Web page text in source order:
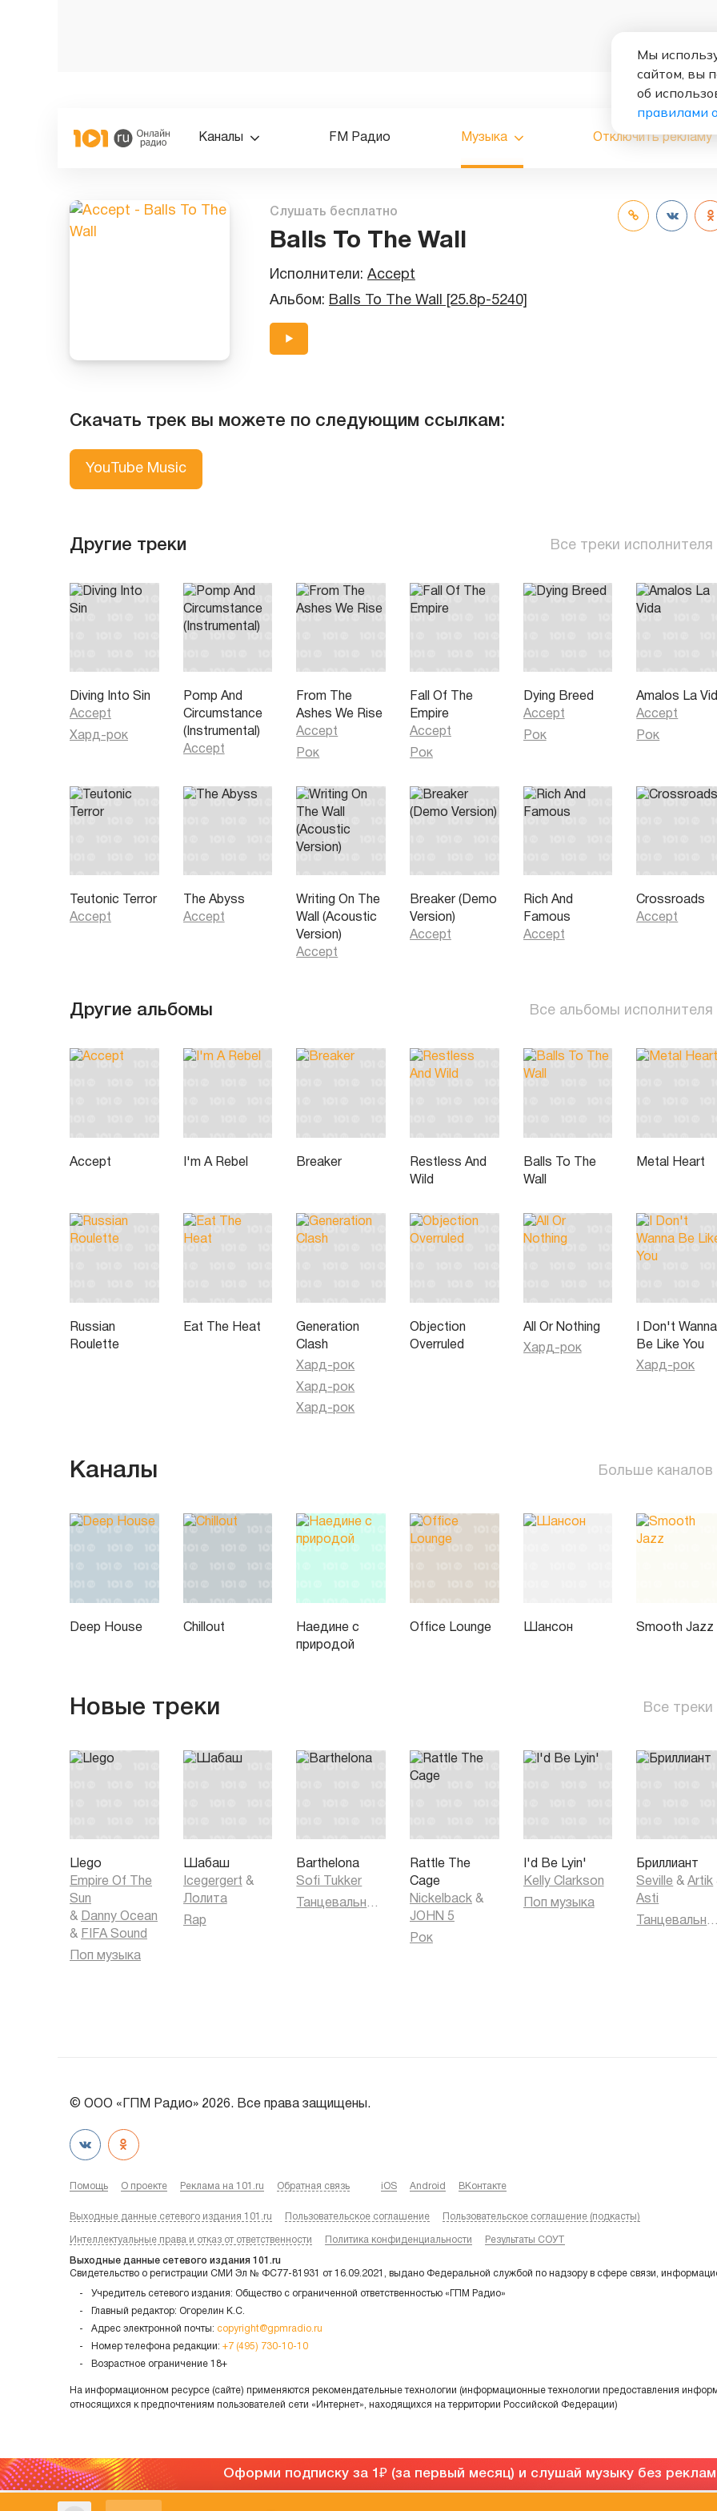
Каналы FM Радио Музыка Отключить рекламу
Слушать бесплатно
Balls To The Wall
Исполнители: Accept
Альбом: Balls To The Wall [25.8p-5240]
Скачать трек вы можете по следующим ссылкам:
YouTube Music
Другие треки Все треки исполнителя
Diving Into Sin
Accept
Хард-рок
Pomp And
Circumstance
(Instrumental)
Accept
From The
Ashes We Rise
Accept
Рок
Fall Of The
Empire
Accept
Рок
Dying Breed
Accept
Рок
Amalos La
Accept
Рок
Teutonic Terror
Accept
The Abyss
Accept
Writing On The
Wall (Acoustic
Version)
Accept
Breaker (Demo
Version)
Accept
Rich And
Famous
Accept
Crossroads
Accept
Другие альбомы Все альбомы исполнителя
Accept I'm A Rebel Breaker
Restless And
Wild
Balls To The
Wall
Metal Heart
Russian
Roulette
Eat The Heat
Generation
Clash
Хард-рок
Хард-рок
Хард-рок
Objection
Overruled
All Or Nothing
Хард-рок
I Don't Wanna
Be Like You
Хард-рок
Каналы Больше каналов
Deep House Chillout
Наедине с
природой
Office Lounge Шансон Smooth Jazz
Новые треки Все треки
Llego
Empire Of The
Sun
& Danny Ocean
& FIFA Sound
Поп музыка
Шабаш
Icegergert &
Лолита
Rap
Barthelona
Sofi Tukker
Rattle The
Cage
Nickelback &
JOHN 5
Рок
I'd Be Lyin'
Kelly Clarkson
Поп музыка
Бриллиант
Seville &Artik
Asti
© ООО «ГПМ Радио» 2026. Все права защищены.
Помощь О проекте Реклама на 101.ru Обратная связь iOS Android ВКонтакте
Выходные данные сетевого издания 101.ru Пользовательское соглашение Пользовательское соглашение (подкасты)
Интеллектуальные права и отказ от ответственности Политика конфиденциальности Результаты СОУТ
Выходные данные сетевого издания 101.ru
Свидетельство о регистрации СМИ Эл № ФС77-81931 от 16.09.2021, выдано Федеральной службой по надзору в сфере связи,
Учредитель сетевого издания: Общество с ограниченной ответственностью «ГПМ Радио»
Главный редактор: Огорелин К.С.
Адрес электронной почты: copyright@gpmradio.ru
Номер телефона редакции: +7 (495) 730-10-10
Возрастное ограничение 18+
На информационном ресурсе (сайте) применяются рекомендательные технологии (информационные технологии предоставления
относящихся к предпочтениям пользователей сети «Интернет», находящихся на территории Российской Федерации)
Оформи подписку за 1 (за первый месяц) и слушай музыку без
Мы
сайтом, вы
об
правилами